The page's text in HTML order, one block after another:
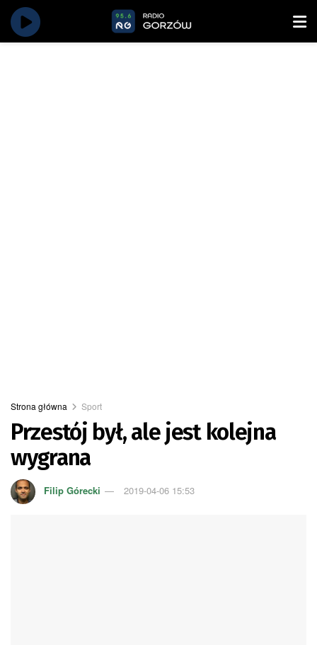
Strona główna Sport
Przestój był, ale jest kolejna
wygrana
Filip Górecki 2019-04-06 15:53